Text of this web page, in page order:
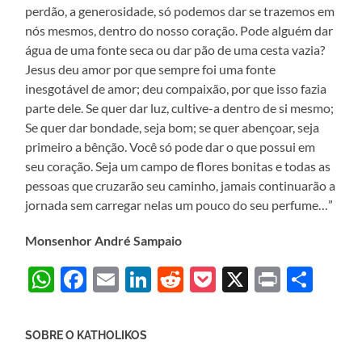
perdão, a generosidade, só podemos dar se trazemos em
nós mesmos, dentro do nosso coração. Pode alguém dar
água de uma fonte seca ou dar pão de uma cesta vazia?
Jesus deu amor por que sempre foi uma fonte
inesgotável de amor; deu compaixão, por que isso fazia
parte dele. Se quer dar luz, cultive-a dentro de si mesmo;
Se quer dar bondade, seja bom; se quer abençoar, seja
primeiro a bênção. Você só pode dar o que possui em
seu coração. Seja um campo de flores bonitas e todas as
pessoas que cruzarão seu caminho, jamais continuarão a
jornada sem carregar nelas um pouco do seu perfume…”
Monsenhor André Sampaio
WhatsApp
Facebook
EmailLinkedIn
Reddit
Pocket
X Print
SOBRE O KATHOLIKOS